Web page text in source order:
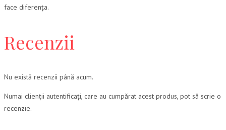
face diferența.
Recenzii
Nu există recenzii până acum.
Numai clienții autentificați, care au cumpărat acest produs, pot să scrie o
recenzie.